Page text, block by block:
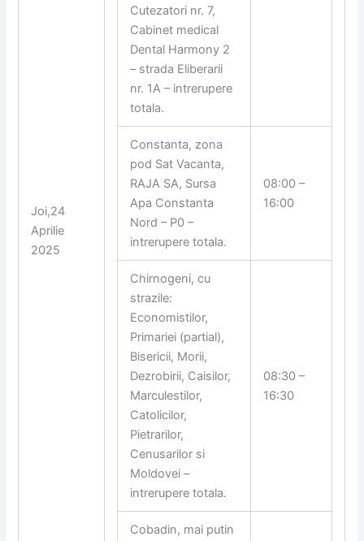
Joi,24
Aprilie
2025
Cutezatori nr. 7,
Cabinet medical
Dental Harmony 2
– strada Eliberarii
nr. 1A – intrerupere
totala.
Constanta, zona
pod Sat Vacanta,
RAJA SA, Sursa
Apa Constanta
Nord – P0 –
intrerupere totala.
08:00 –
16:00
Chirnogeni, cu
strazile:
Economistilor,
Primariei (partial),
Bisericii, Morii,
Dezrobirii, Caisilor,
Marculestilor,
Catolicilor,
Pietrarilor,
Cenusarilor si
Moldovei –
intrerupere totala.
08:30 –
16:30
Cobadin, mai putin